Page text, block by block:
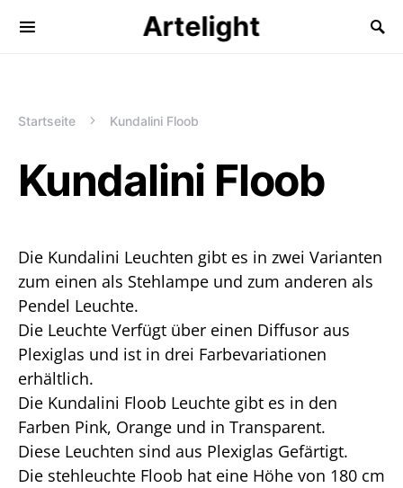
Artelight
Startseite Kundalini Floob
Kundalini Floob
Die Kundalini Leuchten gibt es in zwei Varianten
zum einen als Stehlampe und zum anderen als
Pendel Leuchte.
Die Leuchte Verfügt über einen Diffusor aus
Plexiglas und ist in drei Farbevariationen
erhältlich.
Die Kundalini Floob Leuchte gibt es in den
Farben Pink, Orange und in Transparent.
Diese Leuchten sind aus Plexiglas Gefärtigt.
Die stehleuchte Floob hat eine Höhe von 180 cm